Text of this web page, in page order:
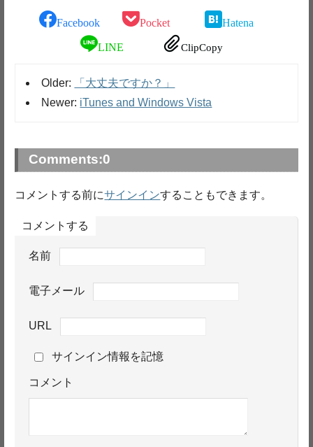
Facebook Pocket Hatena
LINE ClipCopy
Older:
「大丈夫ですか？」
Newer: iTunes and Windows Vista
Comments:0
コメントする前にサインインすることもできます。
コメントする
名前
電子メール
URL
サインイン情報を記憶
コメント